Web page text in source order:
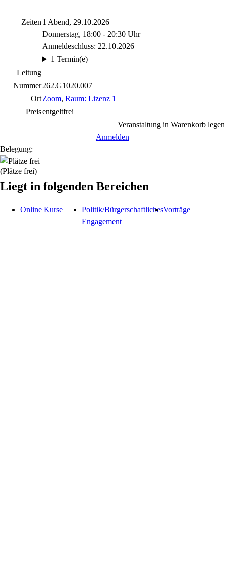
Zeiten 1 Abend, 29.10.2026
Donnerstag, 18:00 - 20:30 Uhr
Anmeldeschluss: 22.10.2026
1 Termin(e)
Leitung
Nummer262.G1020.007
OrtZoom, Raum: Lizenz 1
Preisentgeltfrei
Veranstaltung in Warenkorb legen
Anmelden
Belegung:
(Plätze frei)
Liegt in folgenden Bereichen
Online Kurse
Politik/Bürgerschaftliches
Engagement
Vorträge